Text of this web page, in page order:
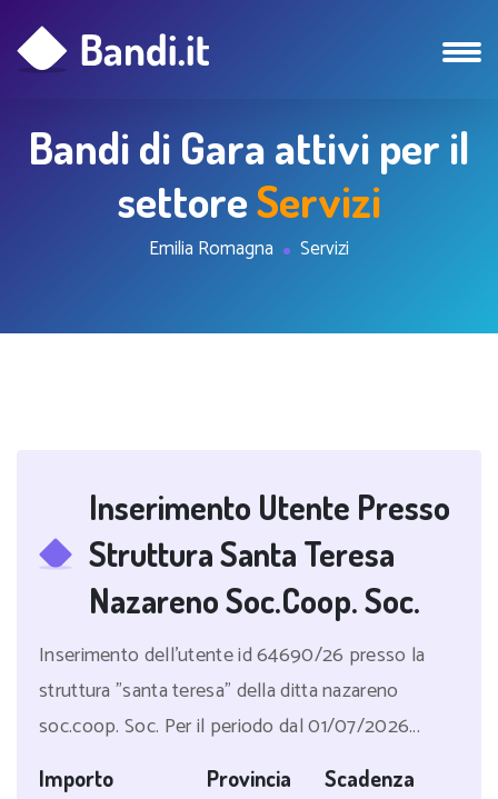
Bandi di Gara attivi per il
settoreServizi
Emilia Romagna Servizi
Inserimento Utente Presso
Struttura Santa Teresa
Nazareno Soc.Coop. Soc.
Inserimento dell'utente id 64690/26 presso la
struttura "santa teresa" della ditta nazareno
soc.coop. Soc. Per il periodo dal 01/07/2026...
Importo Provincia Scadenza